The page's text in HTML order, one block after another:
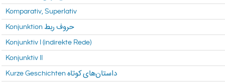
Komparativ, Superlativ
Konjunktion حروف ربط
Konjunktiv I (indirekte Rede)
Konjunktiv II
Kurze Geschichten داستان‌های کوتاه